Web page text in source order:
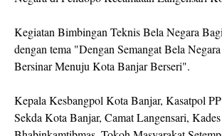
Kegiatan Bimbingan Teknis Bela Negara
dengan tema "Dengan Semangat Bela
Bersinar Menuju Kota Banjar Berseri".
Kepala Kesbangpol Kota Banjar, Kasatpol
Sekda Kota Banjar, Camat Langensari,